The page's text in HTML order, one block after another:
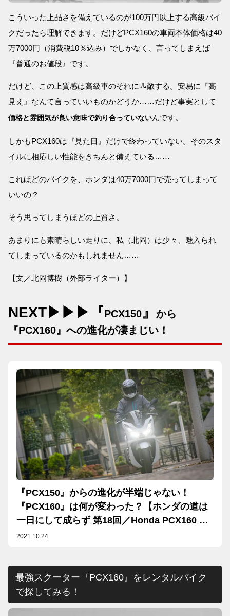
こういった上品さを備えているのが100万円以上する高級バイ
クだったら理解できます。だけどPCX160の車両本体価格は40
万7000円（消費税10％込み）でしかなく、言ってしまえば
『普通のお値段』です。
だけど、この上質感は高級車のそれに匹敵する。安易に『高
見え』なんて言っていいものかどうか……だけど事実として
価格と雰囲気が良い意味で釣り合っていないんです。
しかもPCX160は『見た目』だけで終わっていない。そのスタ
イルに相応しい性能をきちんと備えている……
これほどのバイクを、ホンダは40万7000円で売ってしまって
いいの？
そう思ってしまうほどの上質さ。
あまりにも素晴らしい走りに、私（北岡）は少々、魅入られ
てしまっているのかもしれません……
【文／北岡博樹（外部ライター）】
NEXT▶▶▶『PCX150』
から
『PCX160』への進化が凄まじい！
『PCX150』からの進化が半端じゃない！
『PCX160』は何が変わった？【ホンダの道は
一日にして成らず 第18回／Honda PCX160 街
乗り編②】
2021.10.24
最強スクーター『PCX160』をレンタルバイク
で探してみる！